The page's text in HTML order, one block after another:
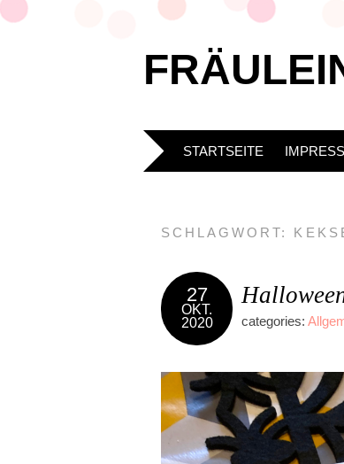
STARTSEITE
SCHLAGWORT:
27
OKT.
2020
categories: